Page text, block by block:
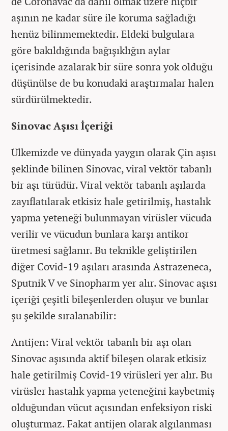
aşının ne kadar süre ile koruma sağladığı
henüz bilinmemektedir. Eldeki bulgulara
göre bakıldığında bağışıklığın aylar
içerisinde azalarak bir süre sonra yok olduğu
düşünülse de bu konudaki araştırmalar halen
sürdürülmektedir.
Sinovac Aşısı İçeriği
Ülkemizde ve dünyada yaygın olarak Çin aşısı
şeklinde bilinen Sinovac, viral vektör tabanlı
bir aşı türüdür. Viral vektör tabanlı aşılarda
zayıflatılarak etkisiz hale getirilmiş, hastalık
yapma yeteneği bulunmayan virüsler vücuda
verilir ve vücudun bunlara karşı antikor
üretmesi sağlanır. Bu teknikle geliştirilen
diğer Covid-19 aşıları arasında Astrazeneca,
Sputnik V ve Sinopharm yer alır. Sinovac aşısı
içeriği çeşitli bileşenlerden oluşur ve bunlar
şu şekilde sıralanabilir:
Antijen: Viral vektör tabanlı bir aşı olan
Sinovac aşısında aktif bileşen olarak etkisiz
hale getirilmiş Covid-19 virüsleri yer alır. Bu
virüsler hastalık yapma yeteneğini kaybetmiş
olduğundan vücut açısından enfeksiyon riski
oluşturmaz. Fakat antijen olarak algılanması